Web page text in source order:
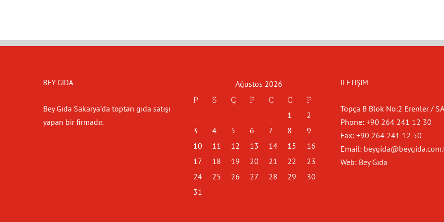
BEY GIDA
Bey Gıda Sakarya'da toptan gıda satışı
yapan bir firmadır.
Ağustos 2026
P S Ç P C C P
1
2
3
4 5 6 7 8
9
10
11 12 13 14 15
16
17
18 19 20 21 22
23
24
25 26 27 28 29
30
31
İLETIŞIM
Topça B Blok No:2 Erenler /
Phone: +90 264 241 12 30
Fax: +90 264 241 12 50
Email:
Web: Bey Gıda